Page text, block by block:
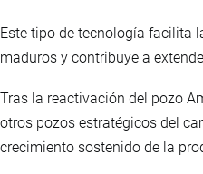
Este tipo de tecnología facilita
maduros y contribuye a
Tras la reactivación del pozo
otros pozos estratégicos del
crecimiento sostenido de la